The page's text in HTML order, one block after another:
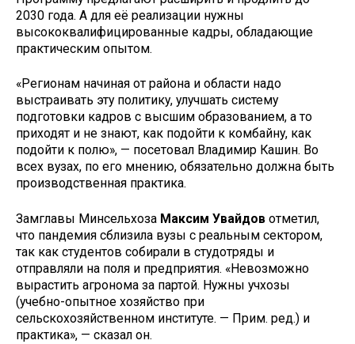
2030 года. А для её реализации нужны
высококвалифицированные кадры, обладающие
практическим опытом.
«Регионам начиная от района и области надо
выстраивать эту политику, улучшать систему
подготовки кадров с высшим образованием, а то
приходят и не знают, как подойти к комбайну, как
подойти к полю», — посетовал Владимир Кашин. Во
всех вузах, по его мнению, обязательно должна быть
производственная практика.
Замглавы Минсельхоза Максим Увайдов отметил,
что пандемия сблизила вузы с реальным сектором,
так как студентов собирали в студотряды и
отправляли на поля и предприятия. «Невозможно
вырастить агронома за партой. Нужны учхозы
(учебно-опытное хозяйство при
сельскохозяйственном институте. — Прим. ред.) и
практика», — сказал он.